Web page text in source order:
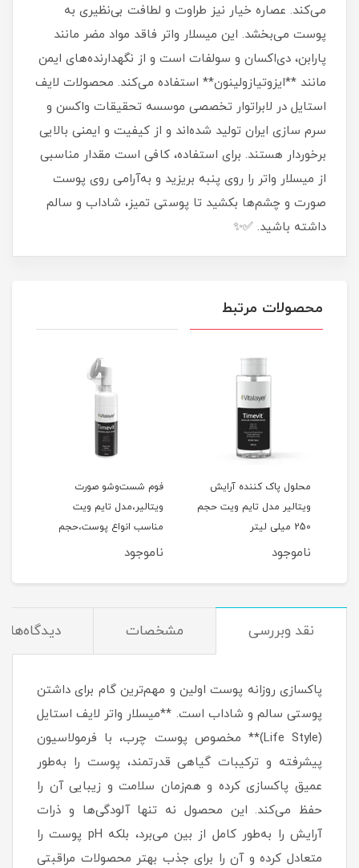
می‌کند. عصاره خیار نیز طراوت و لطافت بی‌نظیری به
پوست می‌بخشد. این میسلار واتر فاقد مواد مضر مانند
پارابن، دی‌اکسان و سولفات است و از نگهدارنده‌های ایمن
مانند **ایزوتیازولینون** استفاده می‌کند. محصولات لایف
استایل در لابراتوار تخصصی موسسه تحقیقات واکسن و
سرم سازی ایران تولید شده‌اند و از کیفیت و ایمنی بالایی
برخوردار هستند. برای استفاده، کافی است مقدار مناسبی
از میسلار واتر را روی پنبه بریزید و به‌آرامی روی پوست
صورت و چشم‌ها بکشید تا پوستی تمیز، شاداب و سالم
داشته باشید. ✅✨
محصولات مرتبط
محلول پاک کننده آرایش
ویتالیر مدل تایم ویت حجم
250 میلی لیتر
ناموجود
فوم شست‌وشو صورت
ویتالیر،مدل تایم ویت
مناسب انواع پوست،حجم
150 میلی‌لیتر
ناموجود
نقد وبررسی مشخصات دیدگاه‌ها
پاکسازی روزانه پوست اولین و مهم‌ترین گام برای داشتن
پوستی سالم و شاداب است. **میسلار واتر لایف استایل
(Life Style)** مخصوص پوست چرب، با فرمولاسیون
پیشرفته و ترکیبات گیاهی قدرتمند، پوست را به‌طور
عمیق پاکسازی کرده و هم‌زمان سلامت و زیبایی آن را
حفظ می‌کند. این محصول نه تنها آلودگی‌ها و ذرات
آرایش را به‌طور کامل از بین می‌برد، بلکه pH پوست را
متعادل کرده و آن را برای جذب بهتر محصولات مراقبتی